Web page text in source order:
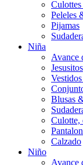
Peleles
Pijamas
Niña
Avance
Jesusitos
Blusas
Culotte,
Calzado
Niño
Avance